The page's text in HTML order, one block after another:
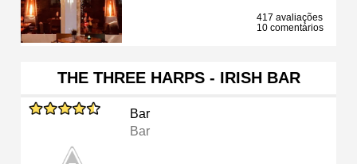
417 avaliações
10 comentários
THE THREE HARPS - IRISH BAR
Bar
Bar